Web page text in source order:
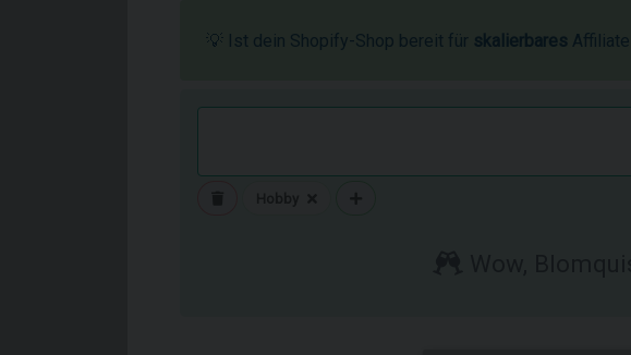
💡 Ist dein Shopify-Shop bereit für skalierbares